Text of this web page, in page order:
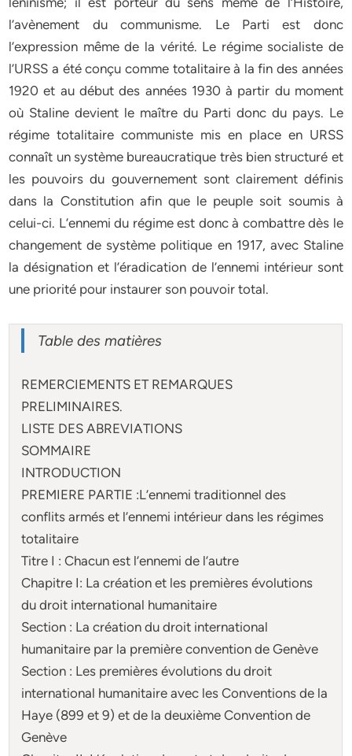
l’avènement du communisme. Le Parti est donc
l’expression même de la vérité. Le régime socialiste de
l’URSS a été conçu comme totalitaire à la fin des années
1920 et au début des années 1930 à partir du moment
où Staline devient le maître du Parti donc du pays. Le
régime totalitaire communiste mis en place en URSS
connaît un système bureaucratique très bien structuré et
les pouvoirs du gouvernement sont clairement définis
dans la Constitution afin que le peuple soit soumis à
celui-ci. L’ennemi du régime est donc à combattre dès le
changement de système politique en 1917, avec Staline
la désignation et l’éradication de l’ennemi intérieur sont
une priorité pour instaurer son pouvoir total.
Table des matières
REMERCIEMENTS ET REMARQUES
PRELIMINAIRES.
LISTE DES ABREVIATIONS
SOMMAIRE
INTRODUCTION
PREMIERE PARTIE :L’ennemi traditionnel des
conflits armés et l’ennemi intérieur dans les régimes
totalitaire
Titre I : Chacun est l’ennemi de l’autre
Chapitre I: La création et les premières évolutions
du droit international humanitaire
Section : La création du droit international
humanitaire par la première convention de Genève
Section : Les premières évolutions du droit
international humanitaire avec les Conventions de la
Haye (899 et 9) et de la deuxième Convention de
Genève